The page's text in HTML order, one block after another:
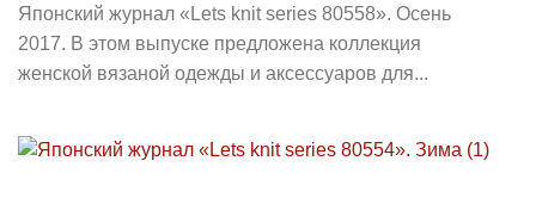
Японский журнал «Lets knit series 80558». Осень
2017. В этом выпуске предложена коллекция
женской вязаной одежды и аксессуаров для...